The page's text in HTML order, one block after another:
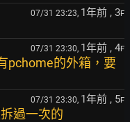
07/31 23:23, 1年前 , 3F
07/31 23:30, 1年前 , 4F
pchome的外箱，要
07/31 23:30, 1年前 , 5F
過一次的